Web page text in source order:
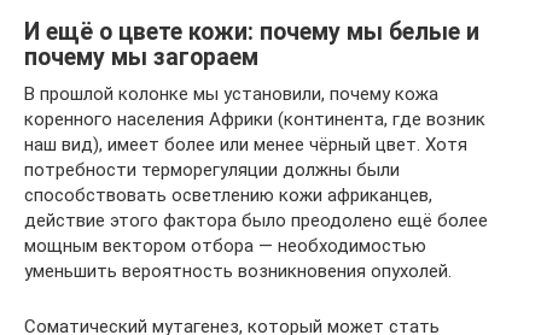
И ещё о цвете кожи: почему мы белые и
почему мы загораем
В прошлой колонке мы установили, почему кожа
коренного населения Африки (континента, где возник
наш вид), имеет более или менее чёрный цвет. Хотя
потребности терморегуляции должны были
способствовать осветлению кожи африканцев,
действие этого фактора было преодолено ещё более
мощным вектором отбора — необходимостью
уменьшить вероятность возникновения опухолей.
Соматический мутагенез, который может стать